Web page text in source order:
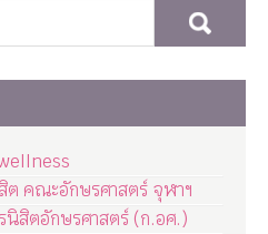
ต คณะอักษรศาสตร์ จุฬาฯ
นิสิตอักษรศาสตร์ (ก.อศ.)